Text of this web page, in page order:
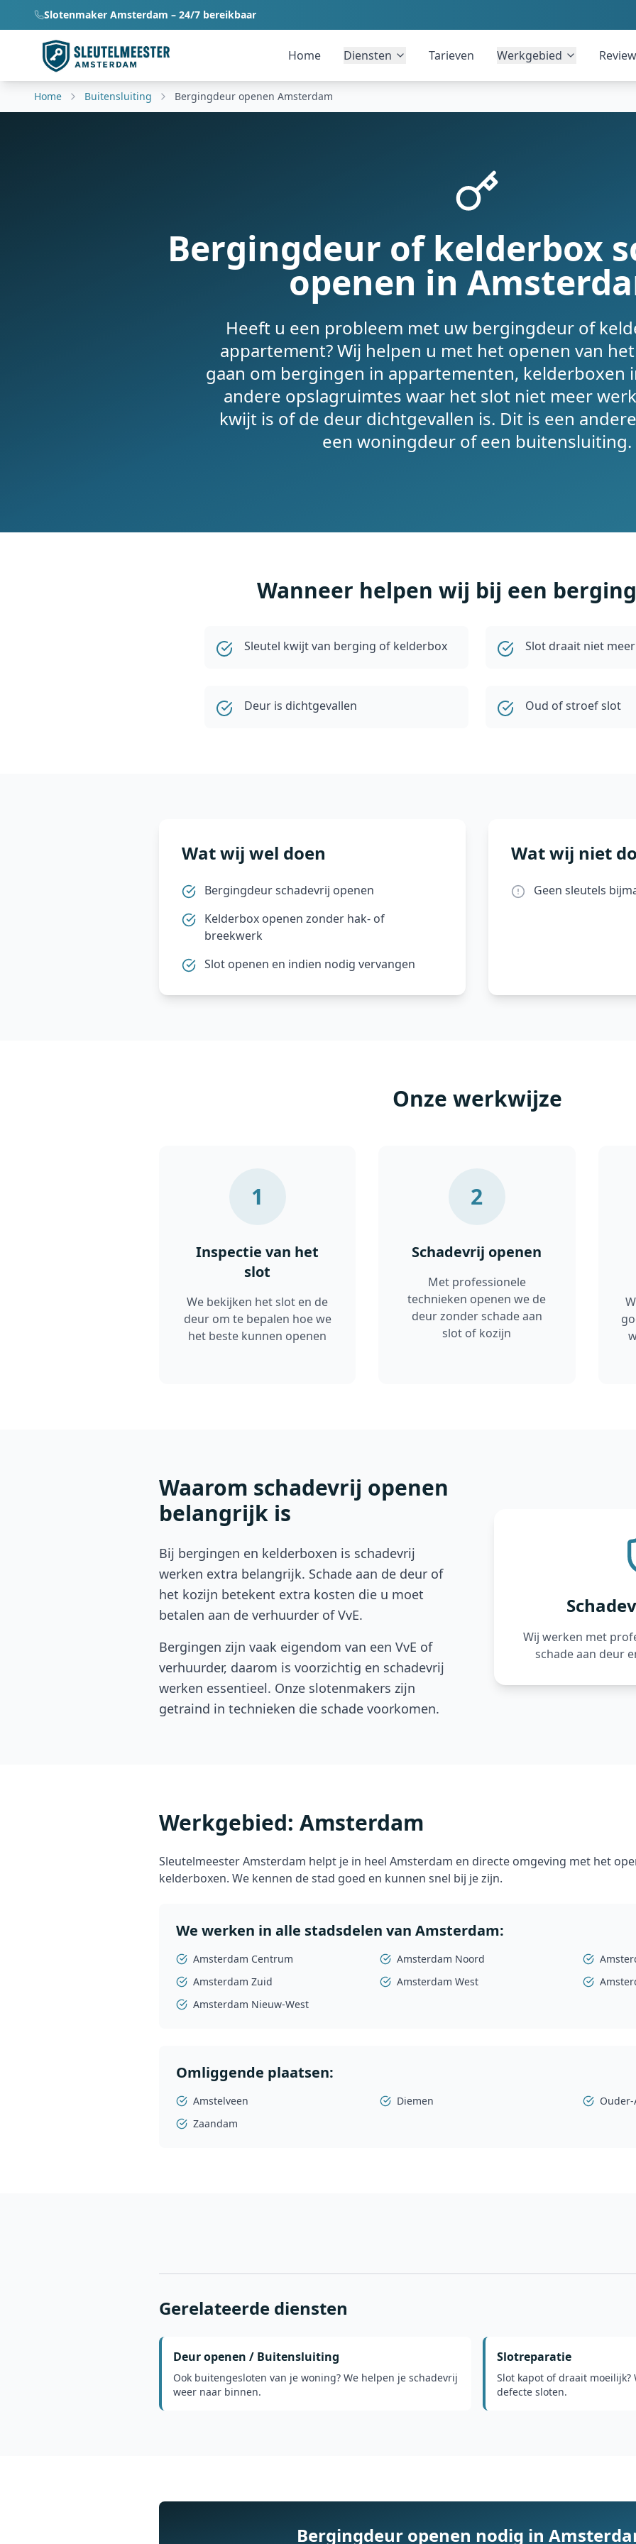
Slotenmaker Amsterdam – 24/7 bereikbaar
Home Diensten Tarieven Werkgebied
Home Buitensluiting Bergingdeur openen Amsterdam
Bergingdeur of kelderbox
openen in
Heeft u een probleem met uw bergingdeur of
appartement? Wij helpen u met het openen van
gaan om bergingen in appartementen, kelderboxen
andere opslagruimtes waar het slot niet meer
kwijt is of de deur dichtgevallen is. Dit is een
een woningdeur of een buitensluiting.
Wanneer helpen wij bij een
Sleutel kwijt van berging of kelderbox Slot draait niet meer
Deur is dichtgevallen Oud of stroef slot
Wat wij wel doen
Bergingdeur schadevrij openen
Kelderbox openen zonder hak- of
breekwerk
Slot openen en indien nodig vervangen
Wat wij niet
Geen sleutels
Onze werkwijze
1
Inspectie van het
slot
We bekijken het slot en de
deur om te bepalen hoe we
het beste kunnen openen
2
Schadevrij openen
Met professionele
technieken openen we de
deur zonder schade aan
slot of kozijn
Waarom schadevrij openen
belangrijk is
Bij bergingen en kelderboxen is schadevrij
werken extra belangrijk. Schade aan de deur of
het kozijn betekent extra kosten die u moet
betalen aan de verhuurder of VvE.
Bergingen zijn vaak eigendom van een VvE of
verhuurder, daarom is voorzichtig en schadevrij
werken essentieel. Onze slotenmakers zijn
getraind in technieken die schade voorkomen.
Wij werken met
schade aan deur
Werkgebied: Amsterdam
Sleutelmeester Amsterdam helpt je in heel Amsterdam en directe omgeving met het
kelderboxen. We kennen de stad goed en kunnen snel bij je zijn.
We werken in alle stadsdelen van Amsterdam:
Amsterdam Centrum Amsterdam Noord
Amsterdam Zuid
Amsterdam West
Amsterdam Nieuw-West
Omliggende plaatsen:
Amstelveen Diemen
Zaandam
Gerelateerde diensten
Deur openen / Buitensluiting
Ook buitengesloten van je woning? We helpen je schadevrij
weer naar binnen.
Slotreparatie
Slot kapot of draait
defecte sloten.
Bergingdeur openen nodig in